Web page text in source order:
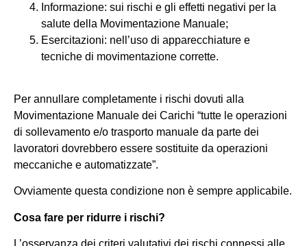
Informazione: sui rischi e gli effetti negativi per la
salute della Movimentazione Manuale;
Esercitazioni: nell’uso di apparecchiature e
tecniche di movimentazione corrette.
Per annullare completamente i rischi dovuti alla
Movimentazione Manuale dei Carichi “tutte le operazioni
di sollevamento e/o trasporto manuale da parte dei
lavoratori dovrebbero essere sostituite da operazioni
meccaniche e automatizzate”.
Ovviamente questa condizione non è sempre applicabile.
Cosa fare per ridurre i rischi?